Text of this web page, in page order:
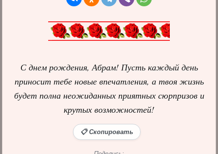
С днем рождения, Абрам! Пусть каждый день
приносит тебе новые впечатления, а твоя жизнь
будет полна неожиданных приятных сюрпризов и
крутых возможностей!
📋 Скопировать